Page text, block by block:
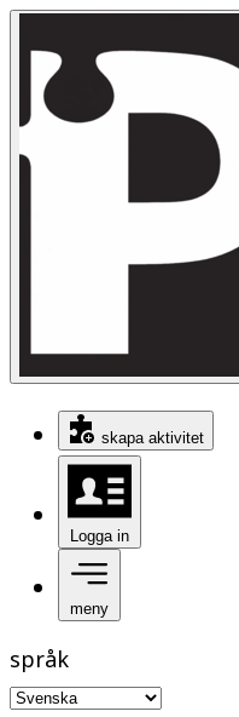
skapa aktivitet
Logga in
meny
språk